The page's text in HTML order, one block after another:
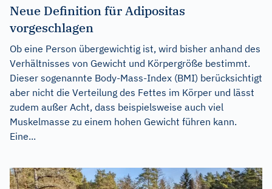
Neue Definition für Adipositas
vorgeschlagen
Ob eine Person übergewichtig ist, wird bisher anhand des
Verhältnisses von Gewicht und Körpergröße bestimmt.
Dieser sogenannte Body-Mass-Index (BMI) berücksichtigt
aber nicht die Verteilung des Fettes im Körper und lässt
zudem außer Acht, dass beispielsweise auch viel
Muskelmasse zu einem hohen Gewicht führen kann.
Eine...